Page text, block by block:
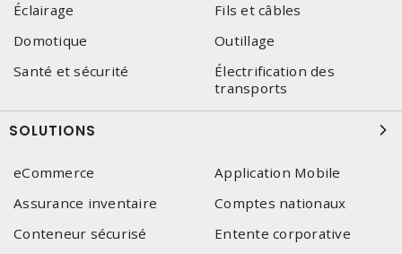
Éclairage
Fils et câbles
Domotique
Outillage
Santé et sécurité
Électrification des
transports
SOLUTIONS
eCommerce
Application Mobile
Assurance inventaire
Comptes nationaux
Conteneur sécurisé
Entente corporative